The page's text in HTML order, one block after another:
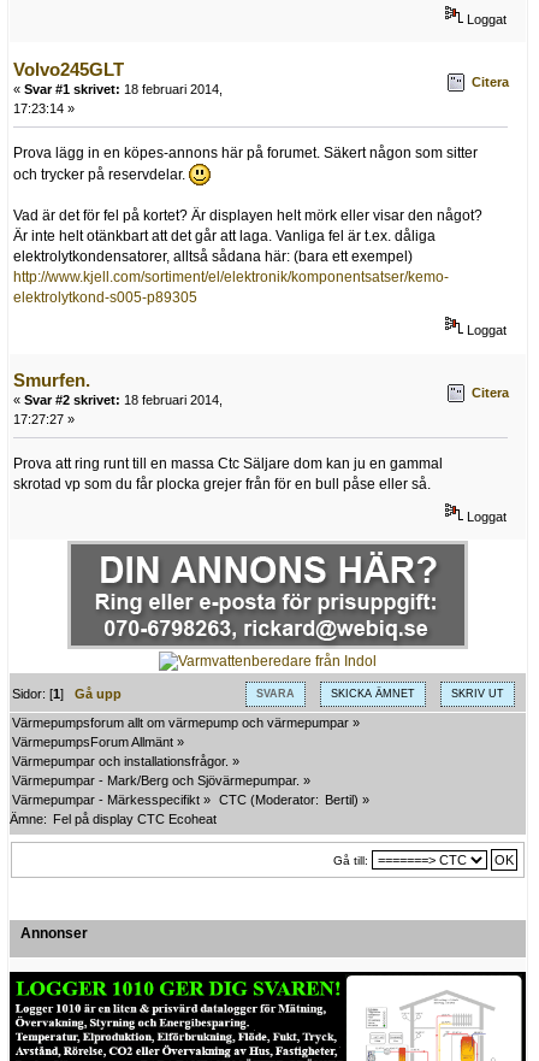
Loggat
Volvo245GLT
« Svar #1 skrivet: 18 februari 2014,
17:23:14 »
Citera
Prova lägg in en köpes-annons här på forumet. Säkert någon som sitter
och trycker på reservdelar.
Vad är det för fel på kortet? Är displayen helt mörk eller visar den något?
Är inte helt otänkbart att det går att laga. Vanliga fel är t.ex. dåliga
elektrolytkondensatorer, alltså sådana här: (bara ett exempel)
http://www.kjell.com/sortiment/el/elektronik/komponentsatser/kemo-
elektrolytkond-s005-p89305
Loggat
Smurfen.
« Svar #2 skrivet: 18 februari 2014,
17:27:27 »
Citera
Prova att ring runt till en massa Ctc Säljare dom kan ju en gammal
skrotad vp som du får plocka grejer från för en bull påse eller så.
Loggat
SVARA SKICKA ÄMNET SKRIV UT
Sidor: [1]Gå upp
Värmepumpsforum allt om värmepump och värmepumpar »
VärmepumpsForum Allmänt »
Värmepumpar och installationsfrågor. »
Värmepumpar - Mark/Berg och Sjövärmepumpar. »
Värmepumpar - Märkesspecifikt » CTC (Moderator: Bertil) »
Ämne: Fel på display CTC Ecoheat
Gå till:
Annonser